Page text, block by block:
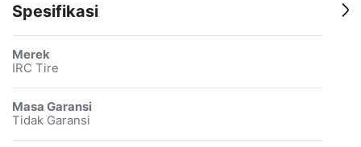
Spesifikasi
Merek
IRC Tire
Masa Garansi
Tidak Garansi